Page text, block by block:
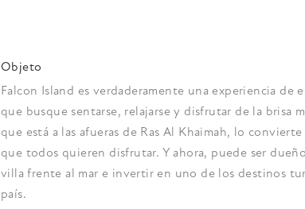
Objeto
Falcon Island es verdaderamente una experiencia de
que busque sentarse, relajarse y disfrutar de la brisa
que está a las afueras de Ras Al Khaimah, lo
que todos quieren disfrutar. Y ahora, puede ser
villa frente al mar e invertir en uno de los destinos
país.